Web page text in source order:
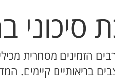
סיכוני
הזמינים מסחרית
בריאותיים קיימים.